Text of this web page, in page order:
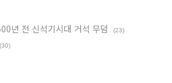
년 전 신석기시대 거석 무덤
(23)
(30)